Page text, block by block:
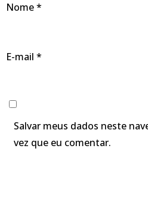
Nome*
E-mail *
Salvar meus dados neste
vez que eu comentar.